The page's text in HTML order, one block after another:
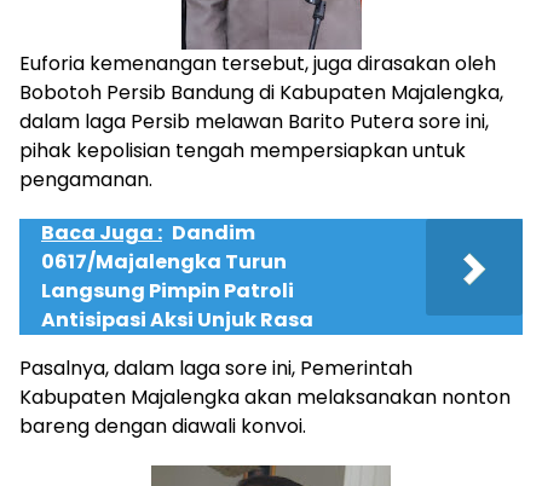
Euforia kemenangan tersebut, juga dirasakan oleh
Bobotoh Persib Bandung di Kabupaten Majalengka,
dalam laga Persib melawan Barito Putera sore ini,
pihak kepolisian tengah mempersiapkan untuk
pengamanan.
Baca Juga : Dandim
0617/Majalengka Turun
Langsung Pimpin Patroli
Antisipasi Aksi Unjuk Rasa
Pasalnya, dalam laga sore ini, Pemerintah
Kabupaten Majalengka akan melaksanakan nonton
bareng dengan diawali konvoi.